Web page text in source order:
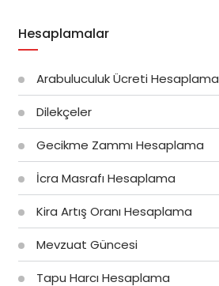
Hesaplamalar
Arabuluculuk Ücreti Hesaplama
Dilekçeler
Gecikme Zammı Hesaplama
İcra Masrafı Hesaplama
Kira Artış Oranı Hesaplama
Mevzuat Güncesi
Tapu Harcı Hesaplama